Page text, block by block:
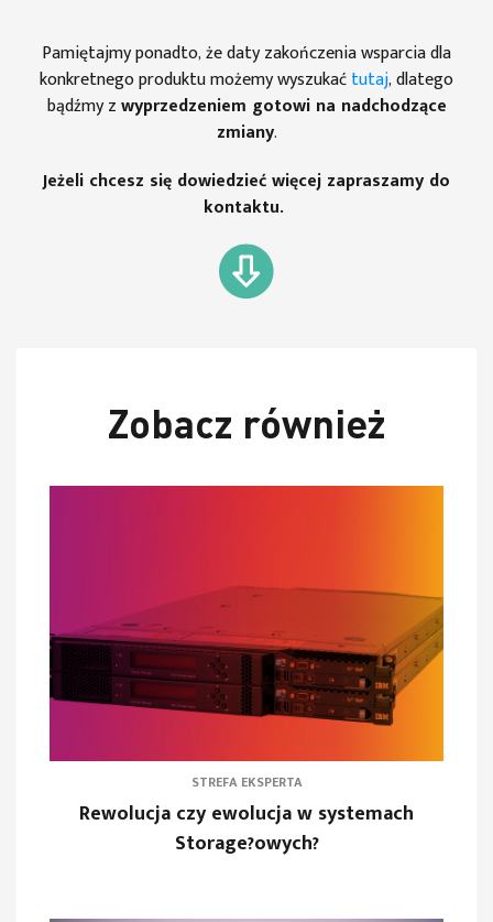
Pamiętajmy ponadto, że daty zakończenia wsparcia dla
konkretnego produktu możemy wyszukaćtutaj, dlatego
bądźmy zwyprzedzeniem gotowi na nadchodzące
zmiany.
Jeżeli chcesz się dowiedzieć więcej zapraszamy do
kontaktu.
Zobacz również
STREFA EKSPERTA
Rewolucja czy ewolucja w systemach
Storage?owych?